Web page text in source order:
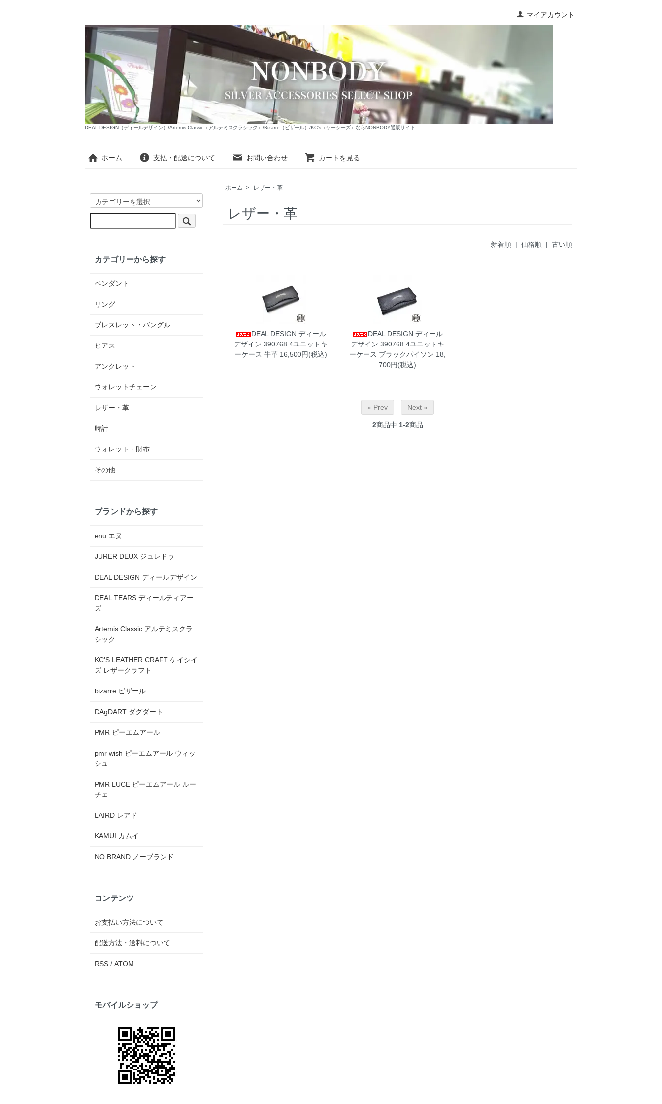
マイアカウント
DEAL DESIGN（ディールデザイン）/Artemis Classic（アルテミスクラシック）/Bizarre（ビザール）/KC's（ケーシーズ）ならNONBODY通販サイト
ホーム 支払・配送について お問い合わせ カートを見る
ホーム > レザー・革
レザー・革
新着順 | 価格順 | 古い順
DEAL DESIGN ディール
デザイン 390768 4ユニットキ
ーケース 牛革 16,500円(税込)
DEAL DESIGN ディール
デザイン 390768 4ユニットキ
ーケース ブラックパイソン 18,
700円(税込)
« Prev Next »
2商品中 1-2商品
カテゴリーから探す
ペンダント
リング
ブレスレット・バングル
ピアス
アンクレット
ウォレットチェーン
レザー・革
時計
ウォレット・財布
その他
ブランドから探す
enu エヌ
JURER DEUX ジュレドゥ
DEAL DESIGN ディールデザイン
DEAL TEARS ディールティアー
ズ
Artemis Classic アルテミスクラ
シック
KC'S LEATHER CRAFT ケイシイ
ズ レザークラフト
bizarre ビザール
DAgDART ダグダート
PMR ピーエムアール
pmr wish ピーエムアール ウィッ
シュ
PMR LUCE ピーエムアール ルー
チェ
LAIRD レアド
KAMUI カムイ
NO BRAND ノーブランド
コンテンツ
お支払い方法について
配送方法・送料について
RSS / ATOM
モバイルショップ